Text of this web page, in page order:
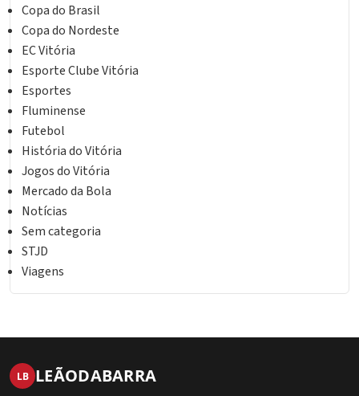
Copa do Brasil
Copa do Nordeste
EC Vitória
Esporte Clube Vitória
Esportes
Fluminense
Futebol
História do Vitória
Jogos do Vitória
Mercado da Bola
Notícias
Sem categoria
STJD
Viagens
LB LEÃODABARRA